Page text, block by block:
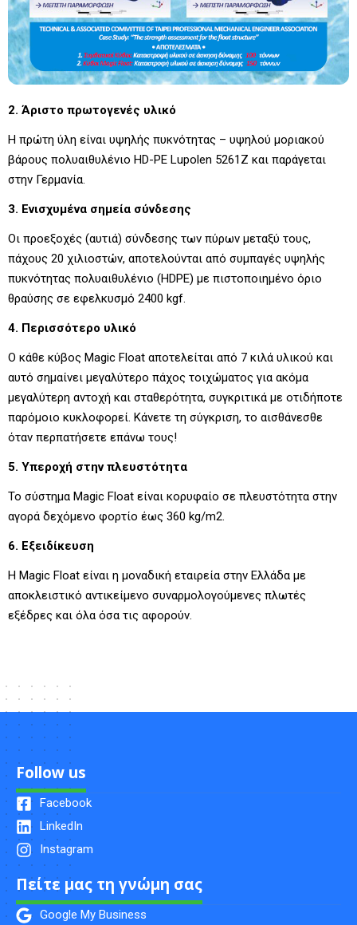
2. Άριστο πρωτογενές υλικό
Η πρώτη ύλη είναι υψηλής πυκνότητας – υψηλού μοριακού
βάρους πολυαιθυλένιο HD-PE Lupolen 5261Z και παράγεται
στην Γερμανία.
3. Ενισχυμένα σημεία σύνδεσης
Οι προεξοχές (αυτιά) σύνδεσης των πύρων μεταξύ τους,
πάχους 20 χιλιοστών, αποτελούνται από συμπαγές υψηλής
πυκνότητας πολυαιθυλένιο (HDPE) με πιστοποιημένο όριο
θραύσης σε εφελκυσμό 2400 kgf.
4. Περισσότερο υλικό
Ο κάθε κύβος Magic Float αποτελείται από 7 κιλά υλικού και
αυτό σημαίνει μεγαλύτερο πάχος τοιχώματος για ακόμα
μεγαλύτερη αντοχή και σταθερότητα, συγκριτικά με οτιδήποτε
παρόμοιο κυκλοφορεί. Κάνετε τη σύγκριση, το αισθάνεσθε
όταν περπατήσετε επάνω τους!
5. Υπεροχή στην πλευστότητα
Το σύστημα Magic Float είναι κορυφαίο σε πλευστότητα στην
αγορά δεχόμενο φορτίο έως 360 kg/m2.
6. Εξειδίκευση
Η Magic Float είναι η μοναδική εταιρεία στην Ελλάδα με
αποκλειστικό αντικείμενο συναρμολογούμενες πλωτές
εξέδρες και όλα όσα τις αφορούν.
Follow us
Facebook
LinkedIn
Instagram
Πείτε μας τη γνώμη σας
Google My Business